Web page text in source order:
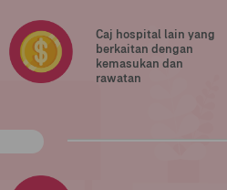
Caj hospital lain yang
berkaitan dengan
kemasukan dan
rawatan